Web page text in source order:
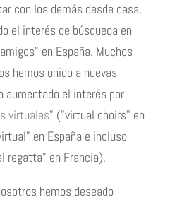
con los demás desde casa,
el interés de búsqueda en
" en España. Muchos
hemos unido a nuevas
aumentado el interés por
virtuales" ("virtual choirs" en
" en España e incluso
regatta" en Francia).
hemos deseado